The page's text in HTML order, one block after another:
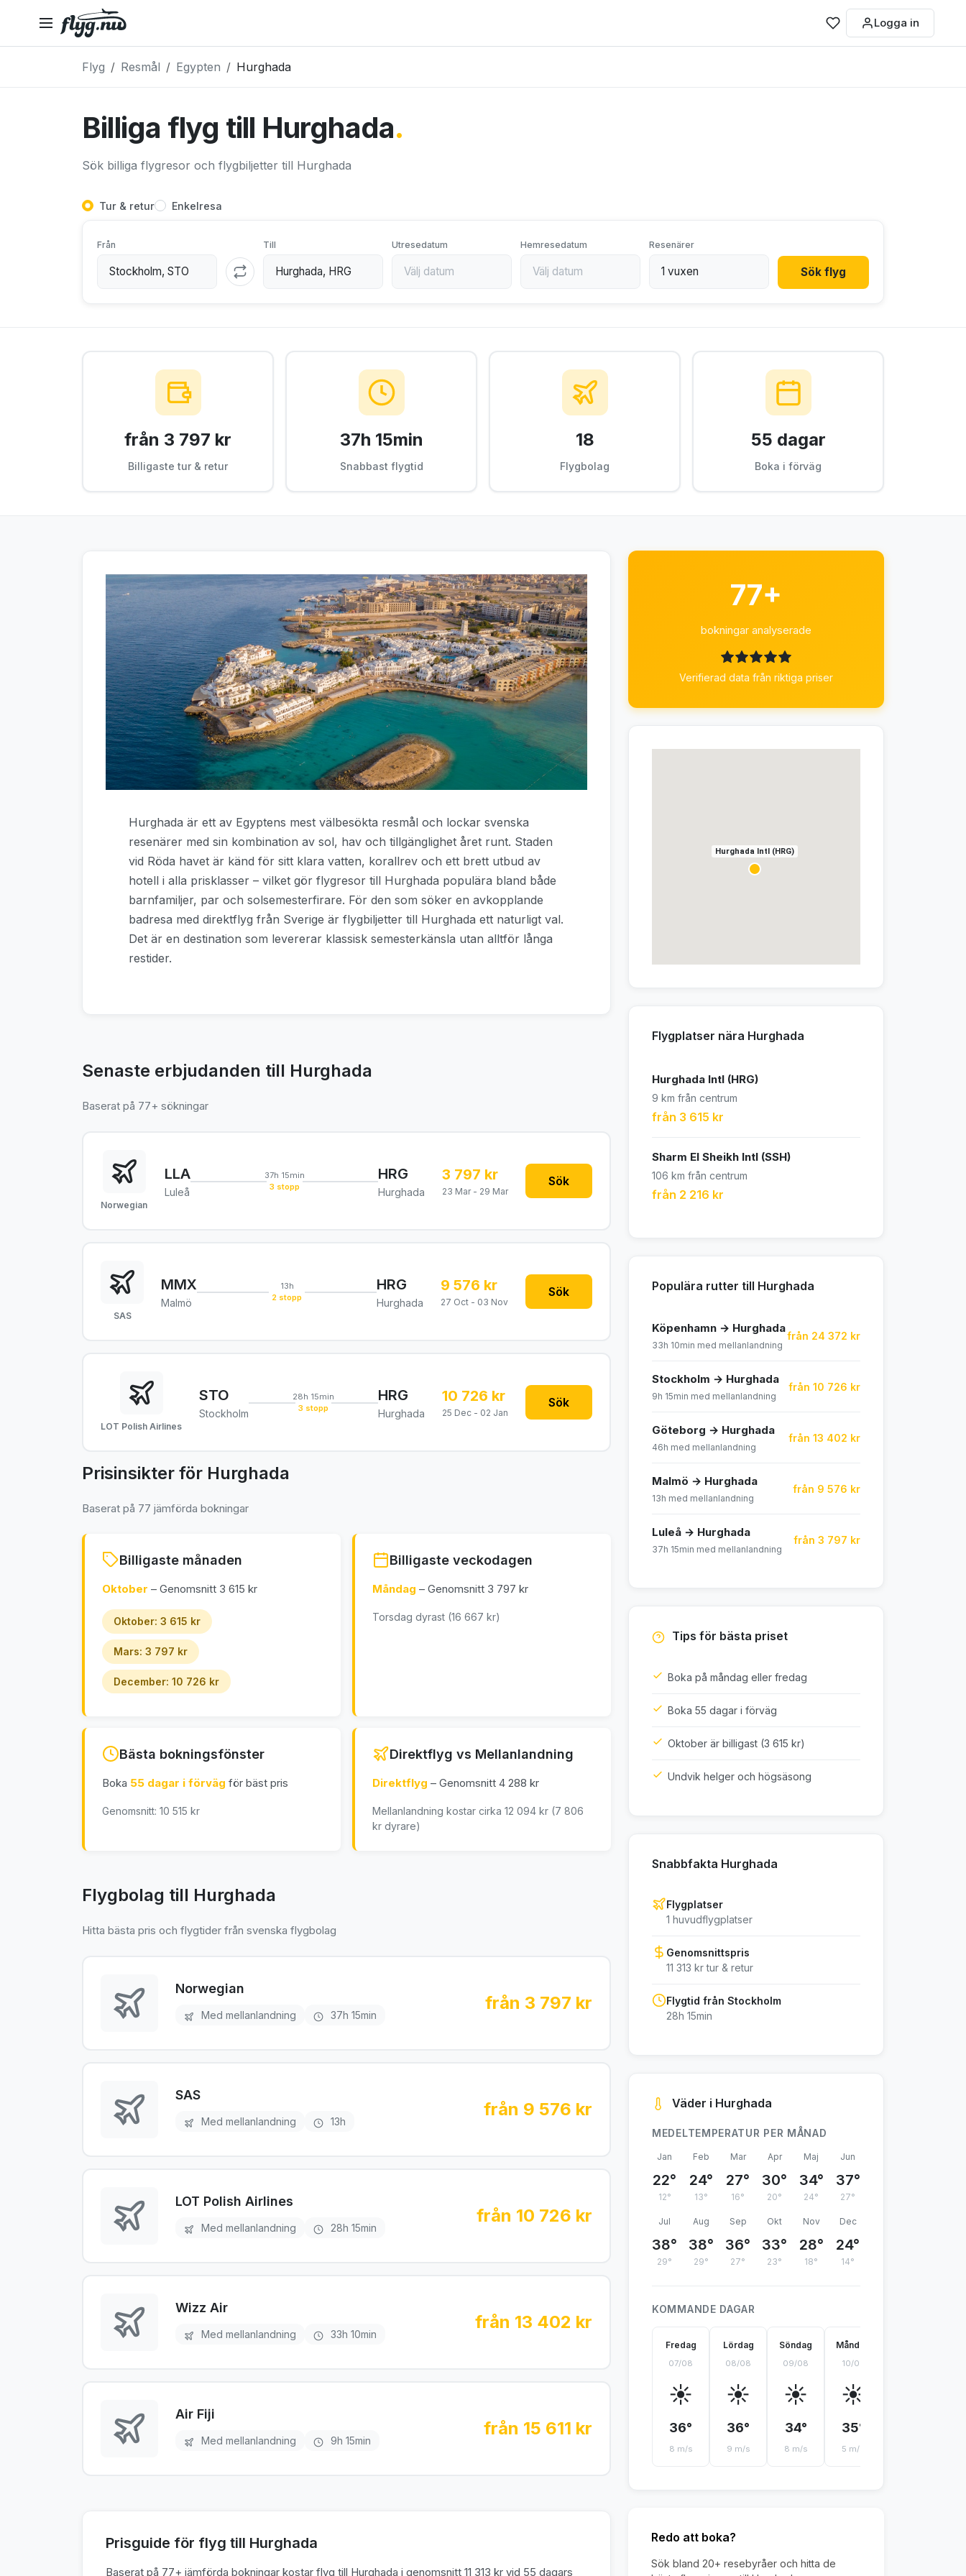
Logga in
Flyg Resmål Egypten Hurghada
Billiga flyg till Hurghada.
Sök billiga flygresor och flygbiljetter till Hurghada
Tur & retur Enkelresa
Från Till Utresedatum Hemresedatum Resenärer
Sök flyg
från 3 797 kr
Billigaste tur & retur
37h 15min
Snabbast flygtid
18
Flygbolag
55 dagar
Boka i förväg
Hurghada är ett av Egyptens mest välbesökta resmål och lockar svenska
resenärer med sin kombination av sol, hav och tillgänglighet året runt. Staden
vid Röda havet är känd för sitt klara vatten, korallrev och ett brett utbud av
hotell i alla prisklasser – vilket gör flygresor till Hurghada populära bland både
barnfamiljer, par och solsemesterfirare. För den som söker en avkopplande
badresa med direktflyg från Sverige är flygbiljetter till Hurghada ett naturligt val.
Det är en destination som levererar klassisk semesterkänsla utan alltför långa
restider.
Senaste erbjudanden till Hurghada
Baserat på 77+ sökningar
Norwegian
LLA
Luleå
37h 15min
3 stopp
HRG
Hurghada
3 797 kr
23 Mar - 29 Mar
Sök
SAS
MMX
Malmö
13h
2 stopp
HRG
Hurghada
9 576 kr
27 Oct - 03 Nov
Sök
LOT Polish Airlines
STO
Stockholm
28h 15min
3 stopp
HRG
Hurghada
10 726 kr
25 Dec - 02 Jan
Sök
Prisinsikter för Hurghada
Baserat på 77 jämförda bokningar
Billigaste månaden
Oktober – Genomsnitt 3 615 kr
Oktober: 3 615 kr
Mars: 3 797 kr
December: 10 726 kr
Billigaste veckodagen
Måndag – Genomsnitt 3 797 kr
Torsdag dyrast (16 667 kr)
Bästa bokningsfönster
Boka 55 dagar i förväg för bäst pris
Genomsnitt: 10 515 kr
Direktflyg vs Mellanlandning
Direktflyg – Genomsnitt 4 288 kr
Mellanlandning kostar cirka 12 094 kr (7 806
kr dyrare)
Flygbolag till Hurghada
Hitta bästa pris och flygtider från svenska flygbolag
Norwegian
Med mellanlandning 37h 15min
från 3 797 kr
SAS
Med mellanlandning 13h
från 9 576 kr
LOT Polish Airlines
Med mellanlandning 28h 15min
från 10 726 kr
Wizz Air
Med mellanlandning 33h 10min
från 13 402 kr
Air Fiji
Med mellanlandning 9h 15min
från 15 611 kr
Prisguide för flyg till Hurghada
Baserat på 77+ jämförda bokningar kostar flyg till Hurghada i genomsnitt 11 313 kr vid 55 dagars
77+
bokningar analyserade
Verifierad data från riktiga priser
Hurghada Intl (HRG)
Flygplatser nära Hurghada
Hurghada Intl (HRG)
9 km från centrum
från 3 615 kr
Sharm El Sheikh Intl (SSH)
106 km från centrum
från 2 216 kr
Populära rutter till Hurghada
Köpenhamn → Hurghada
33h 10min med mellanlandning
från 24 372 kr
Stockholm → Hurghada
9h 15min med mellanlandning
från 10 726 kr
Göteborg → Hurghada
46h med mellanlandning
från 13 402 kr
Malmö → Hurghada
13h med mellanlandning
från 9 576 kr
Luleå → Hurghada
37h 15min med mellanlandning
från 3 797 kr
Tips för bästa priset
Boka på måndag eller fredag
Boka 55 dagar i förväg
Oktober är billigast (3 615 kr)
Undvik helger och högsäsong
Snabbfakta Hurghada
Flygplatser
1 huvudflygplatser
Genomsnittspris
11 313 kr tur & retur
Flygtid från Stockholm
28h 15min
Väder i Hurghada
MEDELTEMPERATUR PER MÅNAD
Jan
22°
12°
Feb
24°
13°
Mar
27°
16°
Apr
30°
20°
Maj
34°
24°
Jun
37°
27°
Jul
38°
29°
Aug
38°
29°
Sep
36°
27°
Okt
33°
23°
Nov
28°
18°
Dec
24°
14°
KOMMANDE DAGAR
Fredag
07/08
☀️
36°
8 m/s
Lördag
08/08
☀️
36°
9 m/s
Söndag
09/08
☀️
34°
8 m/s
Måndag
10/08
☀️
35°
5 m/s
Redo att boka?
Sök bland 20+ resebyråer och hitta de